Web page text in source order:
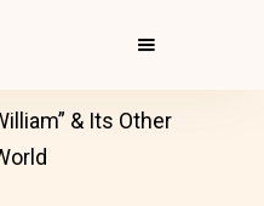
& Its Other